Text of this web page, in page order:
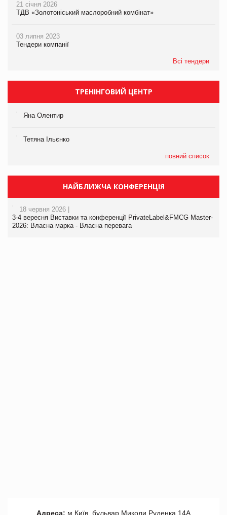
21 січня 2026
ТДВ «Золотоніський маслоробний комбінат»
03 липня 2023
Тендери компанії
Всі тендери
ТРЕНІНГОВИЙ ЦЕНТР
Яна Олентир
Тетяна Ільєнко
повний список
НАЙБЛИЖЧА КОНФЕРЕНЦІЯ
18 червня 2026 |
3-4 вересня Виставки та конференції PrivateLabel&FMCG Master-
2026: Власна марка - Власна перевага
Адреса: м.Київ, бульвар Миколи Руденка 14А